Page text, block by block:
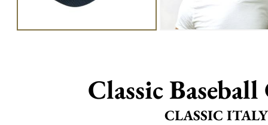
Classic
CLASSIC ITALY